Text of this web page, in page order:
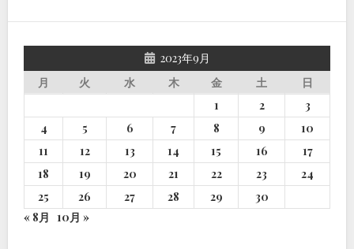
2023年9月
月
火 水 木 金 土
日
1
2
3
4
5 6 7 8 9
10
11
12 13 14 15 16
17
18
19 20 21 22 23
24
25
26 27 28 29
30
« 8月 10月 »